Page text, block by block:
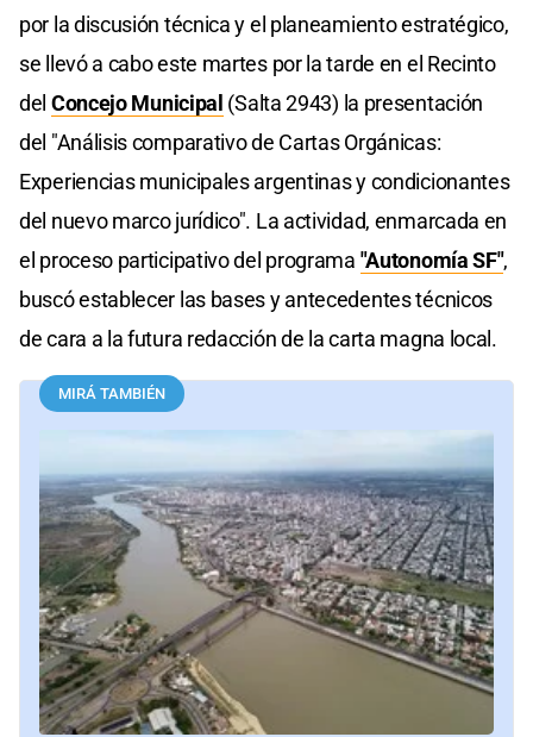
por la discusión técnica y el planeamiento estratégico,
se llevó a cabo este martes por la tarde en el Recinto
del Concejo Municipal (Salta 2943) la presentación
del "Análisis comparativo de Cartas Orgánicas:
Experiencias municipales argentinas y condicionantes
del nuevo marco jurídico". La actividad, enmarcada en
el proceso participativo del programa "Autonomía SF",
buscó establecer las bases y antecedentes técnicos
de cara a la futura redacción de la carta magna local.
MIRÁ TAMBIÉN